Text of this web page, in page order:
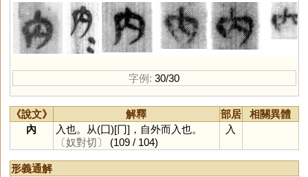
字例: 30/30
《說文》 解釋 部居
相關異體
內
入也。从(囗)[冂]，自外而入也。
〔奴對切〕
(109 / 104)
入
形義通解